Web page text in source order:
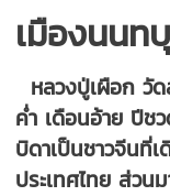
เมืองนนท
หลวงปู่เผือก วั
ค่ำ เดือนอ้าย ปีช
บิดาเป็นชาวจีนที่เ
ประเทศไทย ส่วน